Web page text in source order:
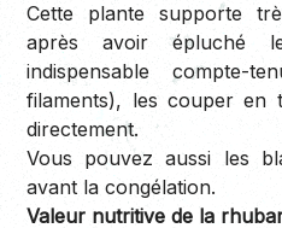
Cette plante supporte
après avoir épluché
indispensable
filaments), les couper en
directement.
Vous pouvez aussi les
avant la congélation.
Valeur nutritive de la